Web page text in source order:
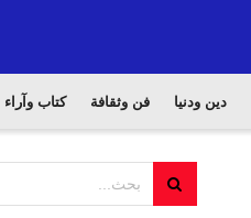
دين ودنيا فن وثقافة كتاب وآراء